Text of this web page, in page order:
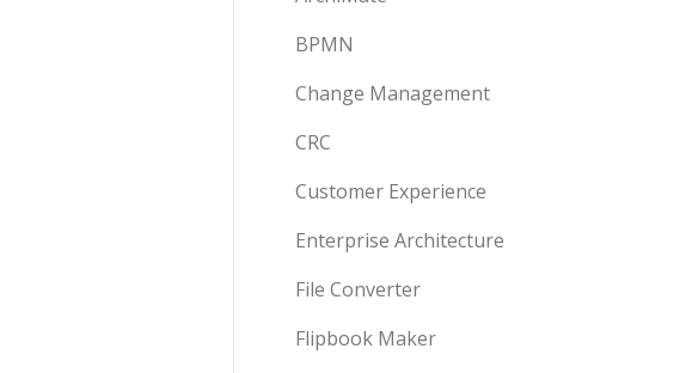
BPMN
Change Management
CRC
Customer Experience
Enterprise Architecture
File Converter
Flipbook Maker